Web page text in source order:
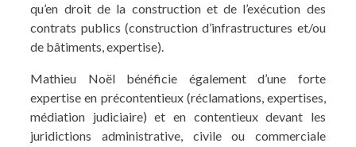
qu’en droit de la construction et de l’exécution des
contrats publics (construction d’infrastructures et/ou
de bâtiments, expertise).
Mathieu Noël bénéficie également d’une forte
expertise en précontentieux (réclamations, expertises,
médiation judiciaire) et en contentieux devant les
juridictions administrative, civile ou commerciale